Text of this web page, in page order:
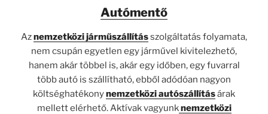
Autómentő
Aznemzetközi járműszállításszolgáltatás folyamata,
nem csupán egyetlen egy járművel kivitelezhető,
hanem akár többel is, akár egy időben, egy fuvarral
több autó is szállítható, ebből adódóan nagyon
költséghatékonynemzetközi autószállításárak
mellett elérhető. Aktívak vagyunknemzetközi